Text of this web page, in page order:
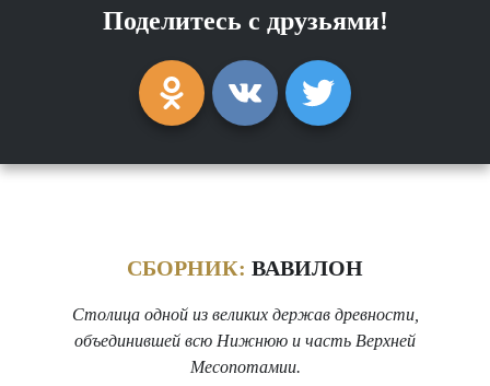
Поделитесь с друзьями!
СБОРНИК: ВАВИЛОН
Столица одной из великих держав древности,
объединившей всю Нижнюю и часть Верхней
Месопотамии.